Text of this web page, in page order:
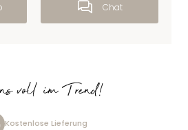
Chat
voll im Trend!
Kostenlose Lieferung